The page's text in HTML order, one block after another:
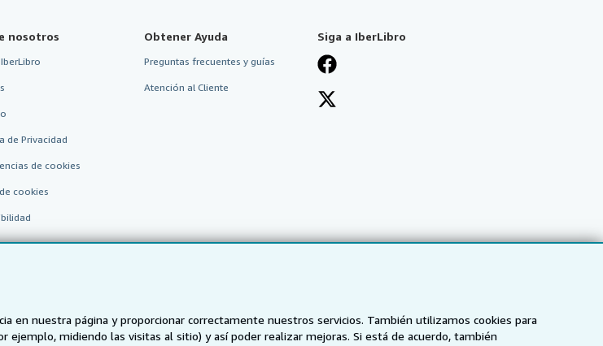
en nuestra página y proporcionar correctamente nuestros servicios. También utilizamos cookies para
midiendo las visitas al sitio) y así poder realizar mejoras. Si está de acuerdo, también
nosotros
de Privacidad
de cookies
cookies
Obtener Ayuda
Preguntas frecuentes y guías
Atención al Cliente
Siga a IberLibro